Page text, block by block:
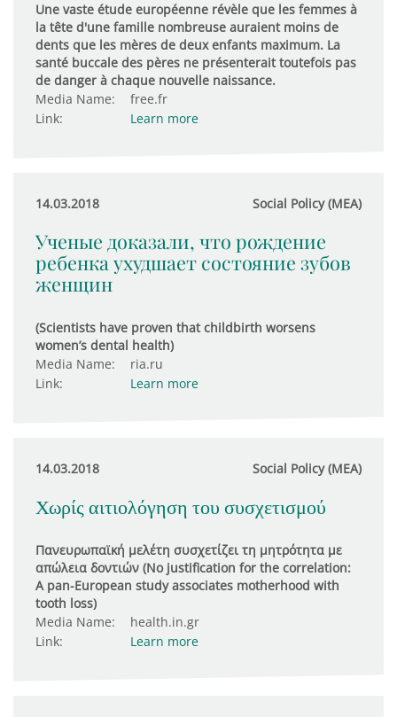
Une vaste étude européenne révèle que les femmes à
la tête d'une famille nombreuse auraient moins de
dents que les mères de deux enfants maximum. La
santé buccale des pères ne présenterait toutefois pas
de danger à chaque nouvelle naissance.
Media Name:
free.fr
Link:
Learn more
14.03.2018 Social Policy (MEA)
Ученые доказали, что рождение
ребенка ухудшает состояние зубов
женщин
(Scientists have proven that childbirth worsens
women’s dental health)
Media Name:
ria.ru
Link:
Learn more
14.03.2018 Social Policy (MEA)
Χωρίς αιτιολόγηση του συσχετισμού
Πανευρωπαϊκή μελέτη συσχετίζει τη μητρότητα με
απώλεια δοντιών (No justification for the correlation:
A pan-European study associates motherhood with
tooth loss)
Media Name:
health.in.gr
Link:
Learn more